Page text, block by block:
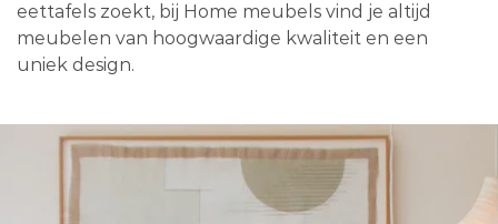
eettafels zoekt, bij Home meubels vind je altijd
meubelen van hoogwaardige kwaliteit en een
uniek design.